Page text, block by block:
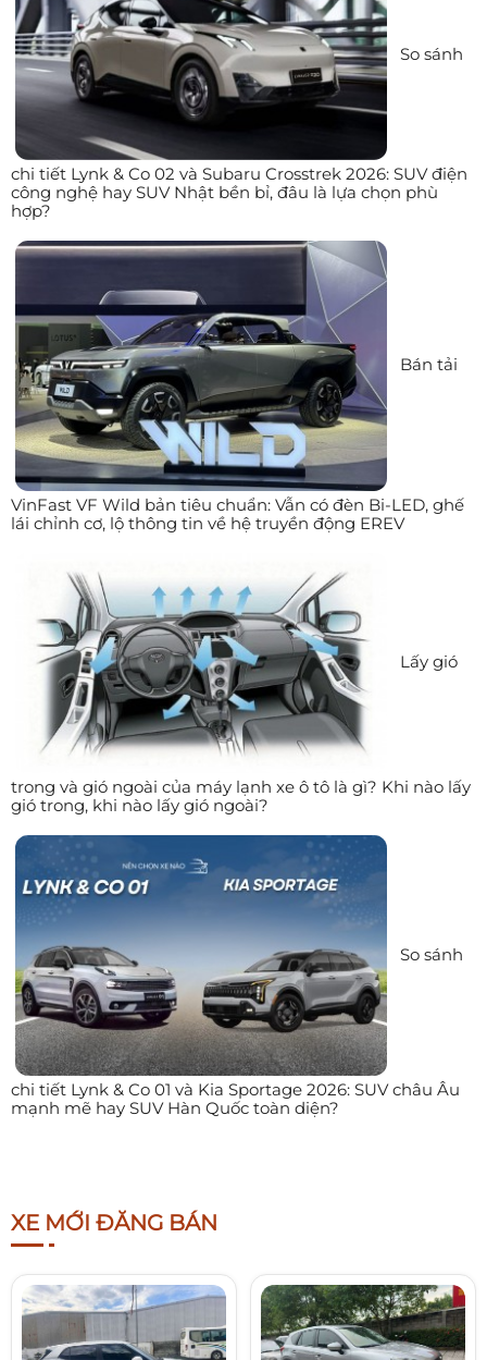
So sánh
chi tiết Lynk & Co 02 và Subaru Crosstrek 2026: SUV điện
công nghệ hay SUV Nhật bền bỉ, đâu là lựa chọn phù
hợp?
Bán tải
VinFast VF Wild bản tiêu chuẩn: Vẫn có đèn Bi-LED, ghế
lái chỉnh cơ, lộ thông tin về hệ truyền động EREV
Lấy gió
trong và gió ngoài của máy lạnh xe ô tô là gì? Khi nào lấy
gió trong, khi nào lấy gió ngoài?
So sánh
chi tiết Lynk & Co 01 và Kia Sportage 2026: SUV châu Âu
mạnh mẽ hay SUV Hàn Quốc toàn diện?
XE MỚI ĐĂNG BÁN